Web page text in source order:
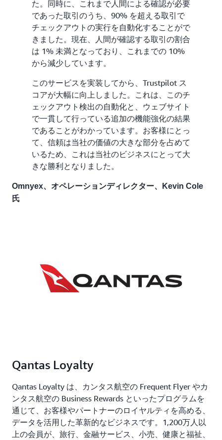
た。同時に、これまで人間による確認が必要
であった取引のうち、90% を超える取引で
チェックアウトの実行を自動化することがで
きました。現在、人間が確認する取引の割合
は 1% 未満となっており、これまでの 10%
から減少しています。
このサービスを実装してから、Trustpilot ス
コアが大幅に向上しました。これは、このチ
ェックアウト検出の自動化と、ウェブサイト
で一貫して行っている追加の機能強化の結果
であることがわかっています。お客様にとっ
て、信頼は当社の価値の大きな部分を占めて
いるため、これは当社のビジネスにとって大
きな勝利となりました。
Omnyex、オペレーションディレクター、Kevin Cole
氏
Qantas Loyalty
Qantas Loyalty は、カンタス航空の Frequent Flyer やカ
ンタス航空の Business Rewards といったプログラムを
通じて、お客様やパートナーのロイヤルティを高める、
データを活用した革新的なビジネスです。1,200万人以
上の会員が、旅行、金融サービス、小売、健康と福祉、